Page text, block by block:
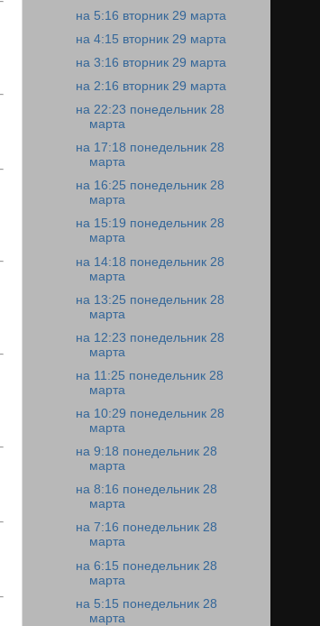
на 5:16 вторник 29 марта
на 4:15 вторник 29 марта
на 3:16 вторник 29 марта
на 2:16 вторник 29 марта
на 22:23 понедельник 28
марта
на 17:18 понедельник 28
марта
на 16:25 понедельник 28
марта
на 15:19 понедельник 28
марта
на 14:18 понедельник 28
марта
на 13:25 понедельник 28
марта
на 12:23 понедельник 28
марта
на 11:25 понедельник 28
марта
на 10:29 понедельник 28
марта
на 9:18 понедельник 28
марта
на 8:16 понедельник 28
марта
на 7:16 понедельник 28
марта
на 6:15 понедельник 28
марта
на 5:15 понедельник 28
марта